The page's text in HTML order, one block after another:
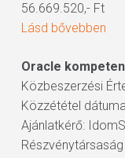
56.669.520,- Ft
Lásd bővebben
Oracle
Közbeszerzési
Közzététel
Ajánlatkérő:
Részvénytársaság